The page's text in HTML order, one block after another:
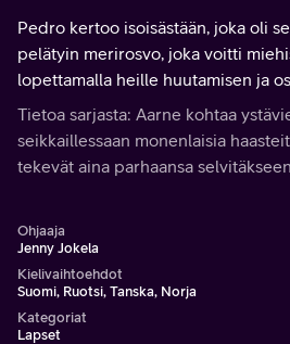
Pedro kertoo isoisästään, joka oli
pelätyin merirosvo, joka voitti
lopettamalla heille huutamisen ja
myötätuntoa ja rohkeutta.
Tietoa sarjasta: Aarne kohtaa
seikkaillessaan monenlaisia
tekevät aina parhaansa
Ohjaaja
Jenny Jokela
Kielivaihtoehdot
Suomi, Ruotsi, Tanska, Norja
Kategoriat
Lapset